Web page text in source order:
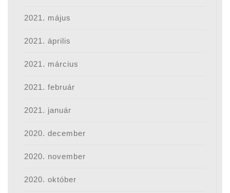
2021. május
2021. április
2021. március
2021. február
2021. január
2020. december
2020. november
2020. október